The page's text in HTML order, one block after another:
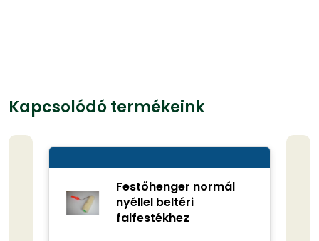
Kapcsolódó termékeink
Festőhenger normál
nyéllel beltéri
falfestékhez